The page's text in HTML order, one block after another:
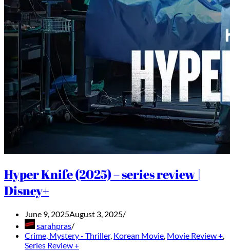
Hyper Knife (2025) – series review |
Disney+
June 9, 2025August 3, 2025
sarahpras
Crime, Mystery - Thriller, Korean Movie, Movie Review +,
Series Review +